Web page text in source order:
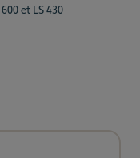
et LS 430